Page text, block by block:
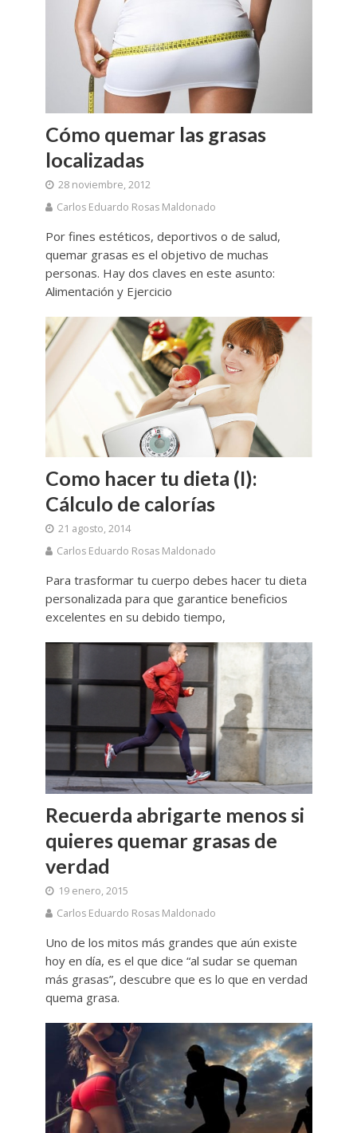
Cómo quemar las grasas
localizadas
28 noviembre, 2012
Carlos Eduardo Rosas Maldonado
Por fines estéticos, deportivos o de salud,
quemar grasas es el objetivo de muchas
personas. Hay dos claves en este asunto:
Alimentación y Ejercicio
Como hacer tu dieta (I):
Cálculo de calorías
21 agosto, 2014
Carlos Eduardo Rosas Maldonado
Para trasformar tu cuerpo debes hacer tu dieta
personalizada para que garantice beneficios
excelentes en su debido tiempo,
Recuerda abrigarte menos si
quieres quemar grasas de
verdad
19 enero, 2015
Carlos Eduardo Rosas Maldonado
Uno de los mitos más grandes que aún existe
hoy en día, es el que dice “al sudar se queman
más grasas”, descubre que es lo que en verdad
quema grasa.